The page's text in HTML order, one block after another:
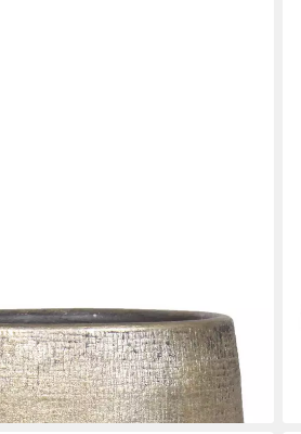
mit Maserung, Gold, 36 cm, Ø 39
bei dir